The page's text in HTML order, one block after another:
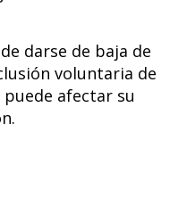
darse de baja de
voluntaria de
afectar su
a la
médicos avanzados con